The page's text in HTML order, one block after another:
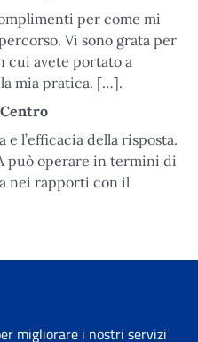
per come mi
Vi sono grata per
cui avete portato a
mia pratica. […].
e l’efficacia della risposta.
può operare in termini di
nei rapporti con il
migliorare i nostri servizi